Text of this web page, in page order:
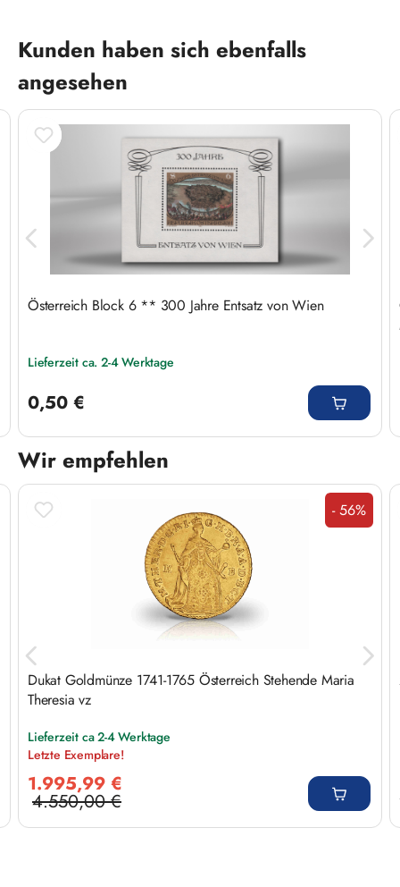
Produktgalerie überspringen
Kunden haben sich ebenfalls
angesehen
Österreich Block 6 ** 300 Jahre Entsatz von Wien
Lieferzeit ca. 2-4 Werktage
0,50 €
Wir empfehlen
Produktgalerie überspringen
Rabatt
- 56%
Dukat Goldmünze 1741-1765 Österreich Stehende Maria
Theresia vz
Lieferzeit ca 2-4 Werktage
Letzte Exemplare!
1.995,99 €
Regulärer Preis:
4.550,00 €